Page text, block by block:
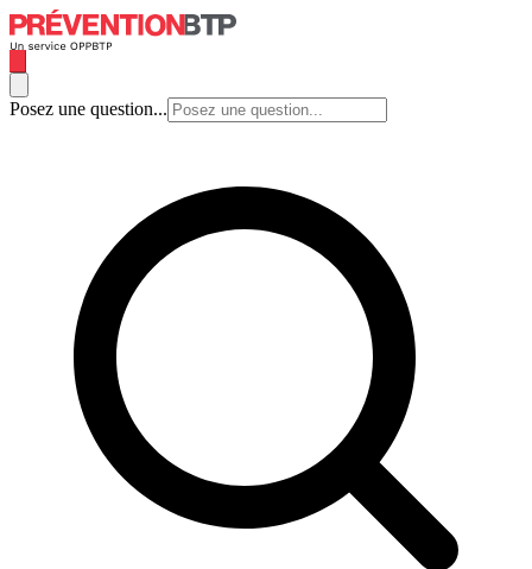
Posez une question...